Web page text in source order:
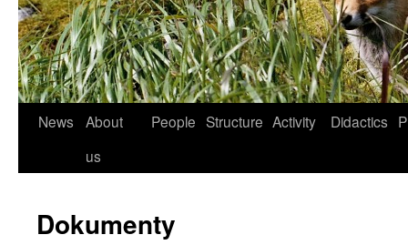
News
About
us
People Structure Activity Didactics
Dokumenty